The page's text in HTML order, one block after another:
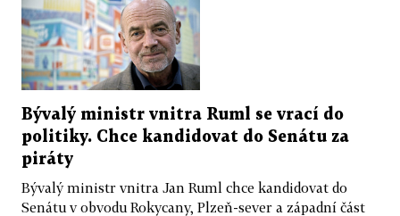
Bývalý ministr vnitra Ruml se vrací do
politiky. Chce kandidovat do Senátu za
piráty
Bývalý ministr vnitra Jan Ruml chce kandidovat do
Senátu v obvodu Rokycany, Plzeň-sever a západní část